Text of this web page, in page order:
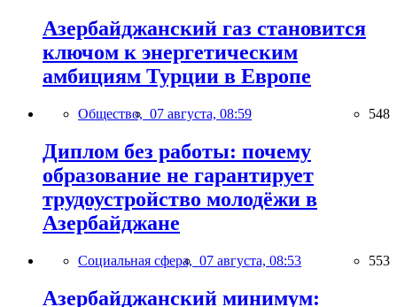
Азербайджанский газ становится
ключом к энергетическим
амбициям Турции в Европе
Общество, 07 августа, 08:59 548
Диплом без работы: почему
образование не гарантирует
трудоустройство молодёжи в
Азербайджане
Социальная сфера, 07 августа, 08:53 553
Азербайджанский минимум: